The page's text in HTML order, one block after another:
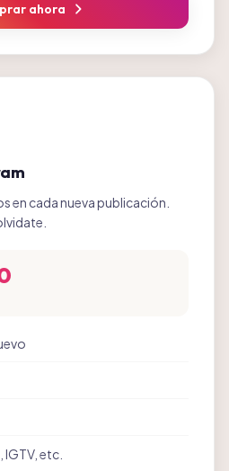
ahora
en cada nueva publicación.
etc.